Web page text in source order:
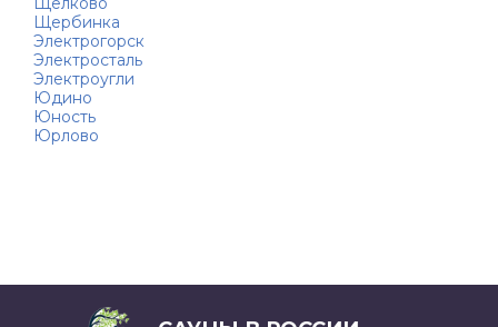
Щербинка
Электрогорск
Электросталь
Электроугли
Юдино
Юность
Юрлово